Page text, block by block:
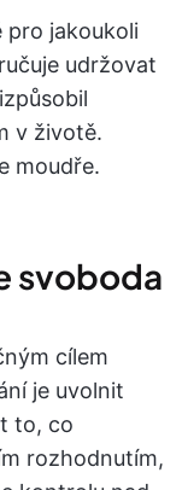
pro jakoukoli
udržovat
v životě.
moudře.
svoboda
cílem
je uvolnit
to, co
rozhodnutím,